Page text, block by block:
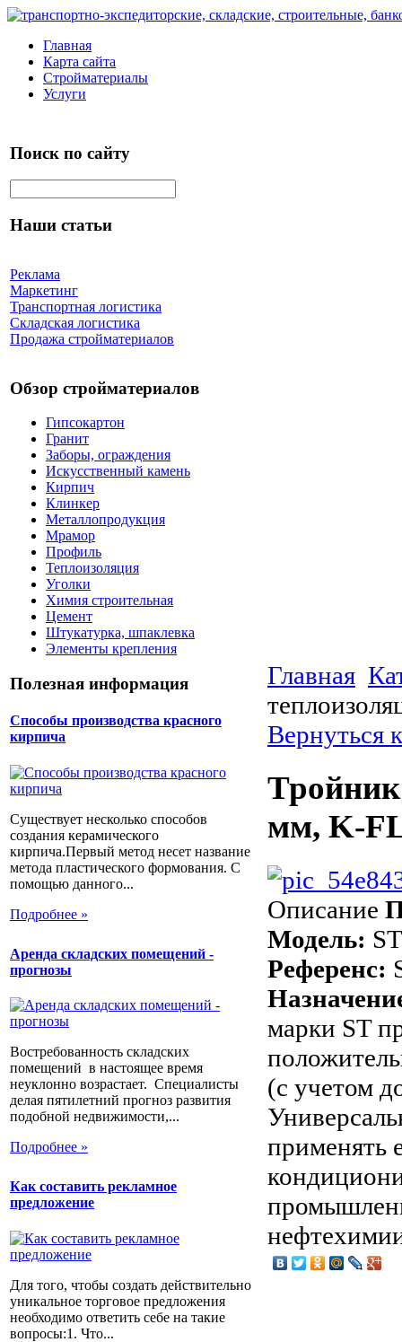
Главная
Карта сайта
Стройматериалы
Услуги
Поиск по сайту
Наши статьи
Реклама
Маркетинг
Транспортная логистика
Складская логистика
Продажа стройматериалов
Обзор стройматериалов
Гипсокартон
Гранит
Заборы, ограждения
Искусственный камень
Кирпич
Клинкер
Металлопродукция
Мрамор
Профиль
Теплоизоляция
Уголки
Химия строительная
Цемент
Штукатурка, шпаклевка
Элементы крепления
Полезная информация
Способы производства красного
кирпича
Существует несколько способов
создания керамического
кирпича.Первый метод несет название
метода пластического формования. С
помощью данного...
Подробнее »
Аренда складских помещений -
прогнозы
Востребованность складских
помещений в настоящее время
неуклонно возрастает. Специалисты
делая пятилетний прогноз развития
подобной недвижимости,...
Подробнее »
Как составить рекламное
предложение
Для того, чтобы создать действительно
уникальное торговое предложения
необходимо ответить себе на такие
вопросы:1. Что...
Главная
Вернуться
мм, K-
Описание
Модель: ST
Референс:
марки ST
(с учетом
применять